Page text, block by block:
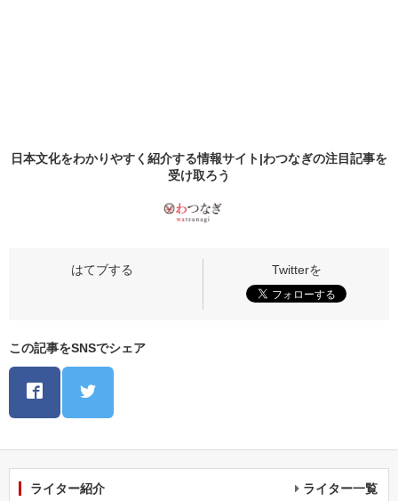
日本文化をわかりやすく紹介する情報サイト|わつなぎの注目記事を
受け取ろう
この記事をSNSでシェア
ライター紹介 ライター一覧